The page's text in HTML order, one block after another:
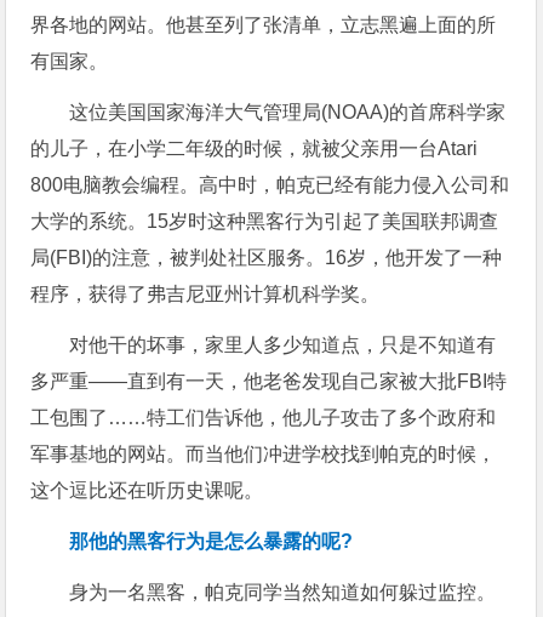
界各地的网站。他甚至列了张清单，立志黑遍上面的所
有国家。
这位美国国家海洋大气管理局(NOAA)的首席科学家
的儿子，在小学二年级的时候，就被父亲用一台Atari
800电脑教会编程。高中时，帕克已经有能力侵入公司和
大学的系统。15岁时这种黑客行为引起了美国联邦调查
局(FBI)的注意，被判处社区服务。16岁，他开发了一种
程序，获得了弗吉尼亚州计算机科学奖。
对他干的坏事，家里人多少知道点，只是不知道有
多严重——直到有一天，他老爸发现自己家被大批FBI特
工包围了……特工们告诉他，他儿子攻击了多个政府和
军事基地的网站。而当他们冲进学校找到帕克的时候，
这个逗比还在听历史课呢。
那他的黑客行为是怎么暴露的呢?
身为一名黑客，帕克同学当然知道如何躲过监控。